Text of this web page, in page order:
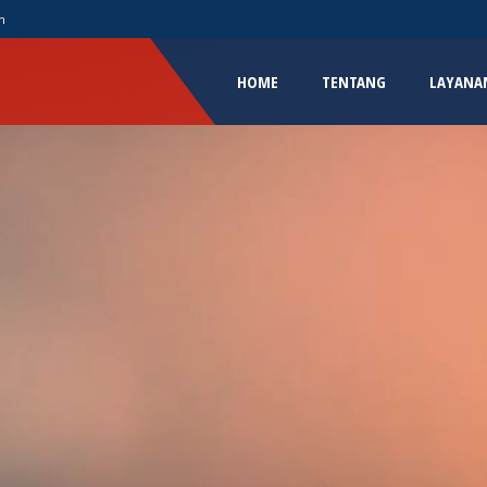
HOME TENTANG